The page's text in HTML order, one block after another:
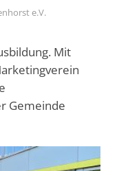
e.V.
Mit
Gemeinde